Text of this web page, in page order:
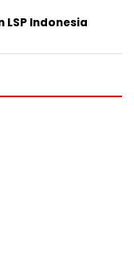
Indonesia